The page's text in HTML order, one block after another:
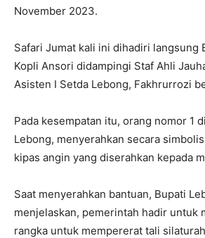
November 2023.
Safari Jumat kali ini dihadiri langsung
Kopli Ansori didampingi Staf Ahli
Asisten I Setda Lebong, Fakhrurrozi
Pada kesempatan itu, orang nomor 1
Lebong, menyerahkan secara
kipas angin yang diserahkan kepada
Saat menyerahkan bantuan, Bupati
menjelaskan, pemerintah hadir untuk
rangka untuk mempererat tali